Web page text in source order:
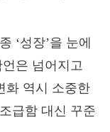
‘성장’을 눈에
은 넘어지고
화 역시 소중한
급함 대신 꾸준